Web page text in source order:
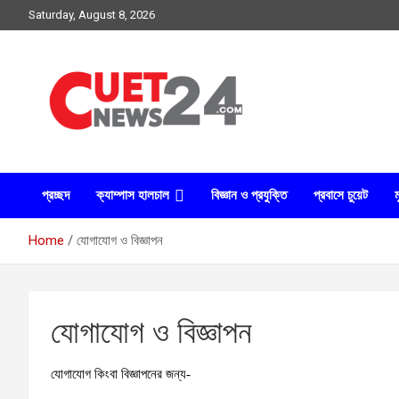
to
Saturday, August 8, 2026
চুয়েট নিউজ২৪
প্রচ্ছদ ক্যাম্পাস হালচাল বিজ্ঞান ও প্রযুক্তি প্রবাসে চুয়েট
Home যোগাযোগ ও বিজ্ঞাপন
যোগাযোগ ও বিজ্ঞাপন
যোগাযোগ কিংবা বিজ্ঞাপনের জন্য-